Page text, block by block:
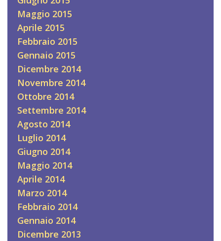
Maggio 2015
Aprile 2015
Febbraio 2015
Gennaio 2015
Dicembre 2014
Novembre 2014
Ottobre 2014
Settembre 2014
Agosto 2014
Luglio 2014
Giugno 2014
Maggio 2014
Aprile 2014
Marzo 2014
Febbraio 2014
Gennaio 2014
Dicembre 2013